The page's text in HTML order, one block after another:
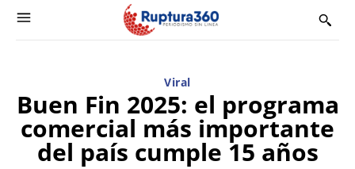
Viral
Buen Fin 2025: el programa
comercial más importante
del país cumple 15 años